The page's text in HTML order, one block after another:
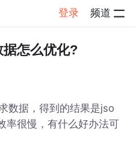
登录 频道
详情
怎么优化?
数据，得到的结果是jso
率很慢，有什么好办法可